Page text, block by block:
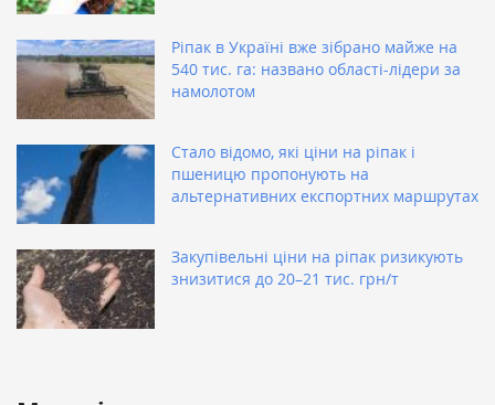
Ріпак в Україні вже зібрано майже на
540 тис. га: названо області-лідери за
намолотом
Стало відомо, які ціни на ріпак і
пшеницю пропонують на
альтернативних експортних маршрутах
Закупівельні ціни на ріпак ризикують
знизитися до 20–21 тис. грн/т